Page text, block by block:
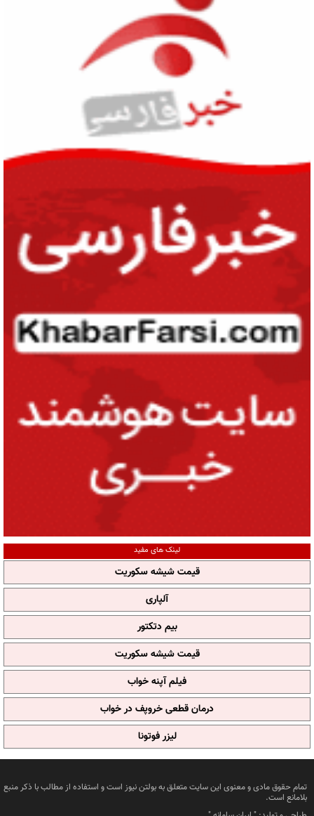
لینک های مفید
قیمت شیشه سکوریت
آلپاری
بیم دتکتور
قیمت شیشه سکوریت
فیلم آپنه خواب
درمان قطعی خروپف در خواب
لیزر فوتونا
تمام حقوق مادی و معنوی این سایت متعلق به بولتن نیوز است و استفاده از مطالب با ذکر منبع
بلامانع است.